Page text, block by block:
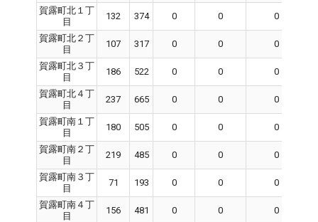
賀露町北１丁
目
132 374 0 0 0
賀露町北２丁
目
107 317 0 0 0
賀露町北３丁
目
186 522 0 0 0
賀露町北４丁
目
237 665 0 0 0
賀露町南１丁
目
180 505 0 0 0
賀露町南２丁
目
219 485 0 0 0
賀露町南３丁
目
71 193 0 0 0
賀露町南４丁
目
156 481 0 0 0